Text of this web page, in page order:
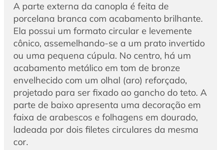
A parte externa da canopla é feita de
porcelana branca com acabamento brilhante.
Ela possui um formato circular e levemente
cônico, assemelhando-se a um prato invertido
ou uma pequena cúpula. No centro, há um
acabamento metálico em tom de bronze
envelhecido com um olhal (aro) reforçado,
projetado para ser fixado ao gancho do teto. A
parte de baixo apresenta uma decoração em
faixa de arabescos e folhagens em dourado,
ladeada por dois filetes circulares da mesma
cor.